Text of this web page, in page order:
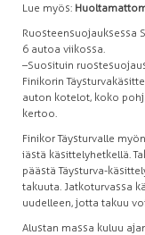
Lue myös:
Ruosteensuojauksessa
6 autoa viikossa.
–Suosituin
Finikorin
auton kotelot, koko
kertoo.
Finikor Täysturvalle
iästä käsittelyhetkellä.
päästä Täysturva-
takuuta. Jatkoturvassa
uudelleen, jotta takuu
Alustan massa kuluu